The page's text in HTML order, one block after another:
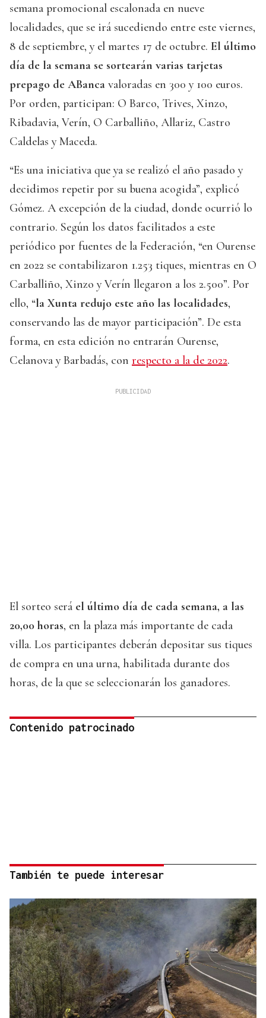
semana promocional escalonada en nueve
localidades, que se irá sucediendo entre este viernes,
8 de septiembre, y el martes 17 de octubre. El último
día de la semana se sortearán varias tarjetas
prepago de ABanca valoradas en 300 y 100 euros.
Por orden, participan: O Barco, Trives, Xinzo,
Ribadavia, Verín, O Carballiño, Allariz, Castro
Caldelas y Maceda.
“Es una iniciativa que ya se realizó el año pasado y
decidimos repetir por su buena acogida”, explicó
Gómez. A excepción de la ciudad, donde ocurrió lo
contrario. Según los datos facilitados a este
periódico por fuentes de la Federación, “en Ourense
en 2022 se contabilizaron 1.253 tiques, mientras en O
Carballiño, Xinzo y Verín llegaron a los 2.500”. Por
ello, “la Xunta redujo este año las localidades,
conservando las de mayor participación”. De esta
forma, en esta edición no entrarán Ourense,
Celanova y Barbadás, con respecto a la de 2022.
El sorteo será el último día de cada semana, a las
20,00 horas, en la plaza más importante de cada
villa. Los participantes deberán depositar sus tiques
de compra en una urna, habilitada durante dos
horas, de la que se seleccionarán los ganadores.
Contenido patrocinado
También te puede interesar